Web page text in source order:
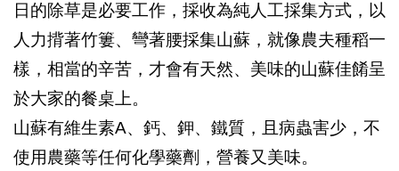
日的除草是必要工作，採收為純人工採集方式，以
人力揹著竹簍、彎著腰採集山蘇，就像農夫種稻一
樣，相當的辛苦，才會有天然、美味的山蘇佳餚呈
於大家的餐桌上。
山蘇有維生素A、鈣、鉀、鐵質，且病蟲害少，不
使用農藥等任何化學藥劑，營養又美味。